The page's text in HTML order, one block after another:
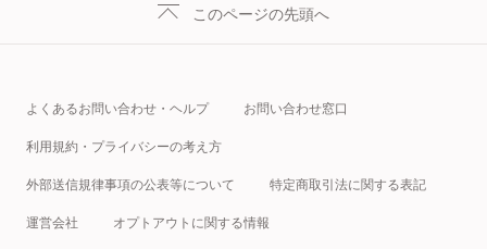
このページの先頭へ
よくあるお問い合わせ・ヘルプ お問い合わせ窓口
利用規約・プライバシーの考え方
外部送信規律事項の公表等について 特定商取引法に関する表記
運営会社 オプトアウトに関する情報